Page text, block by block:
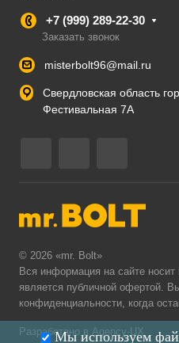
+7 (999) 289-22-30
Заказать звонок
misterbolt96@mail.ru
Свердловская область
Фестивальная 7А
© 2026 «mr. Bolt»
Вся информация на сайте
является публичной офертой.
конфиденциальности, когда
Разработано в Agency-UX
Мы используем